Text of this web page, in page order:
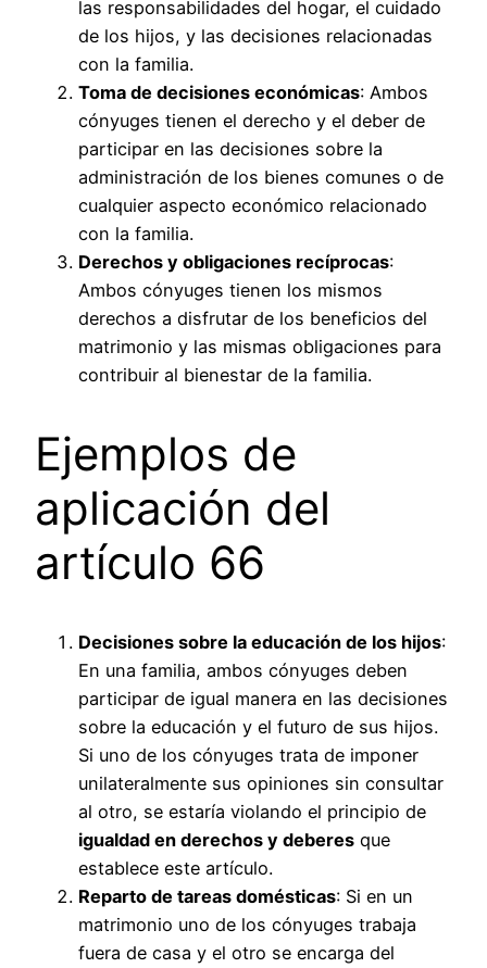
las responsabilidades del hogar, el cuidado
de los hijos, y las decisiones relacionadas
con la familia.
Toma de decisiones económicas: Ambos
cónyuges tienen el derecho y el deber de
participar en las decisiones sobre la
administración de los bienes comunes o de
cualquier aspecto económico relacionado
con la familia.
Derechos y obligaciones recíprocas:
Ambos cónyuges tienen los mismos
derechos a disfrutar de los beneficios del
matrimonio y las mismas obligaciones para
contribuir al bienestar de la familia.
Ejemplos de
aplicación del
artículo 66
Decisiones sobre la educación de los hijos:
En una familia, ambos cónyuges deben
participar de igual manera en las decisiones
sobre la educación y el futuro de sus hijos.
Si uno de los cónyuges trata de imponer
unilateralmente sus opiniones sin consultar
al otro, se estaría violando el principio de
igualdad en derechos y deberes que
establece este artículo.
Reparto de tareas domésticas: Si en un
matrimonio uno de los cónyuges trabaja
fuera de casa y el otro se encarga del